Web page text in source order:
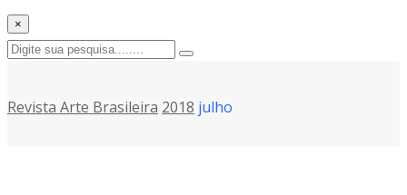
×
Revista Arte Brasileira 2018 julho